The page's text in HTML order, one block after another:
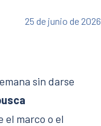
25 de junio de 2026
sin darse
el marco o el